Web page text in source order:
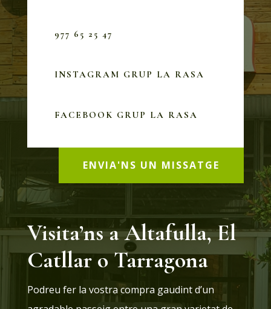
977 65 25 47
INSTAGRAM GRUP LA RASA
FACEBOOK GRUP LA RASA
ENVIA'NS UN MISSATGE
Visita’ns a Altafulla, El
Catllar o Tarragona
Podreu fer la vostra compra gaudint d’un